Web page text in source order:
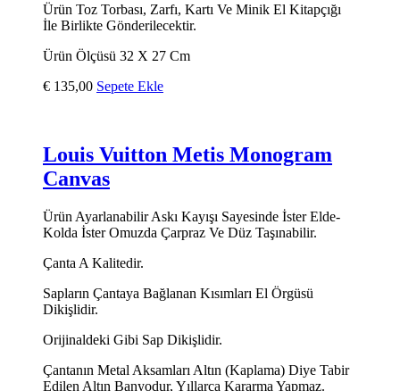
Ürün Toz Torbası, Zarfı, Kartı Ve Minik El Kitapçığı
İle Birlikte Gönderilecektir.
Ürün Ölçüsü 32 X 27 Cm
€ 135,00 Sepete Ekle
Louis Vuitton Metis Monogram
Canvas
Ürün Ayarlanabilir Askı Kayışı Sayesinde İster Elde-
Kolda İster Omuzda Çarpraz Ve Düz Taşınabilir.
Çanta A Kalitedir.
Sapların Çantaya Bağlanan Kısımları El Örgüsü
Dikişlidir.
Orijinaldeki Gibi Sap Dikişlidir.
Çantanın Metal Aksamları Altın (Kaplama) Diye Tabir
Edilen Altın Banyodur, Yıllarca Kararma Yapmaz.